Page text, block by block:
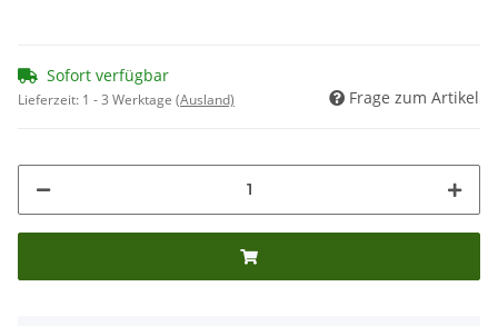
Sofort verfügbar
Lieferzeit: 1 - 3 Werktage (Ausland) Frage zum Artikel